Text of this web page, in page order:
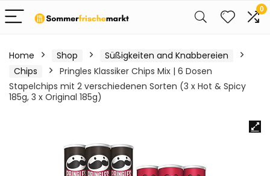
0
Home Shop
Süßigkeiten and Knabbereien
Chips
Pringles Klassiker Chips Mix | 6 Dosen
Stapelchips mit 2 verschiedenen Sorten (3 x Hot & Spicy
185g, 3 x Original 185g)